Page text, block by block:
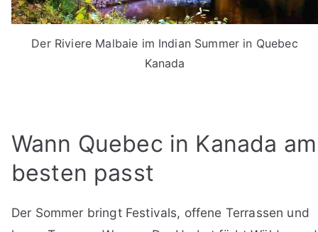
Der Riviere Malbaie im Indian Summer in Quebec
Kanada
Wann Quebec in Kanada am
besten passt
Der Sommer bringt Festivals, offene Terrassen und